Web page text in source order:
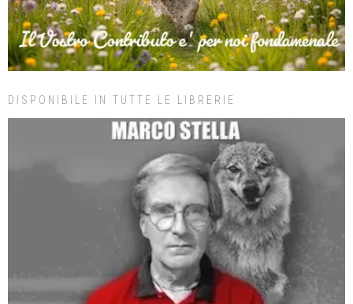
DISPONIBILE IN TUTTE LE LIBRERIE